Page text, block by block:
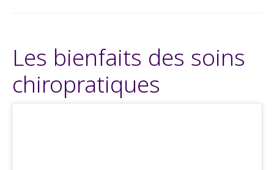
Les bienfaits des soins
chiropratiques